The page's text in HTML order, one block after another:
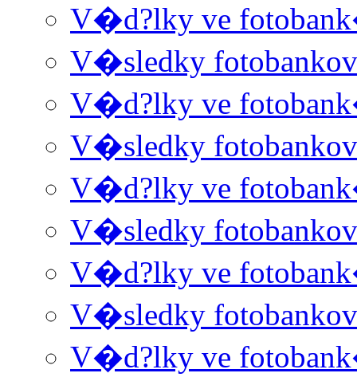
V�d?lky ve
V�sledky
V�d?lky ve
V�sledky
V�d?lky ve
V�sledky
V�d?lky ve
V�sledky
V�d?lky ve